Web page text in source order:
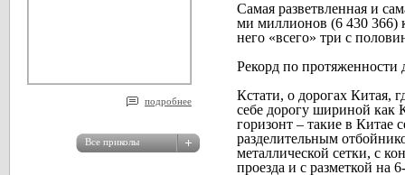
подробнее
Самая разветвленная и
ми миллионов (6 430 366)
него «всего» три с
Рекорд по
Кстати, о дорогах Китая,
себе дорогу шириной как
горизонт – такие в Китае
разделительным
металлической сетки, с
проезда и с разметкой на